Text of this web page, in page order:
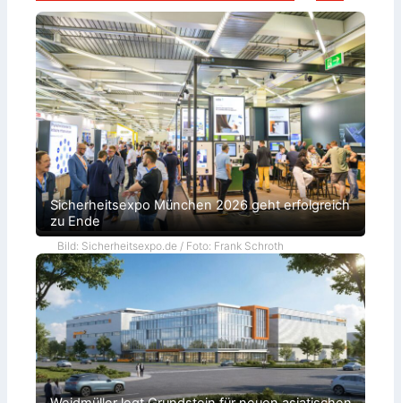
Sicherheitsexpo München 2026 geht erfolgreich
zu Ende
Bild: Sicherheitsexpo.de / Foto: Frank Schroth